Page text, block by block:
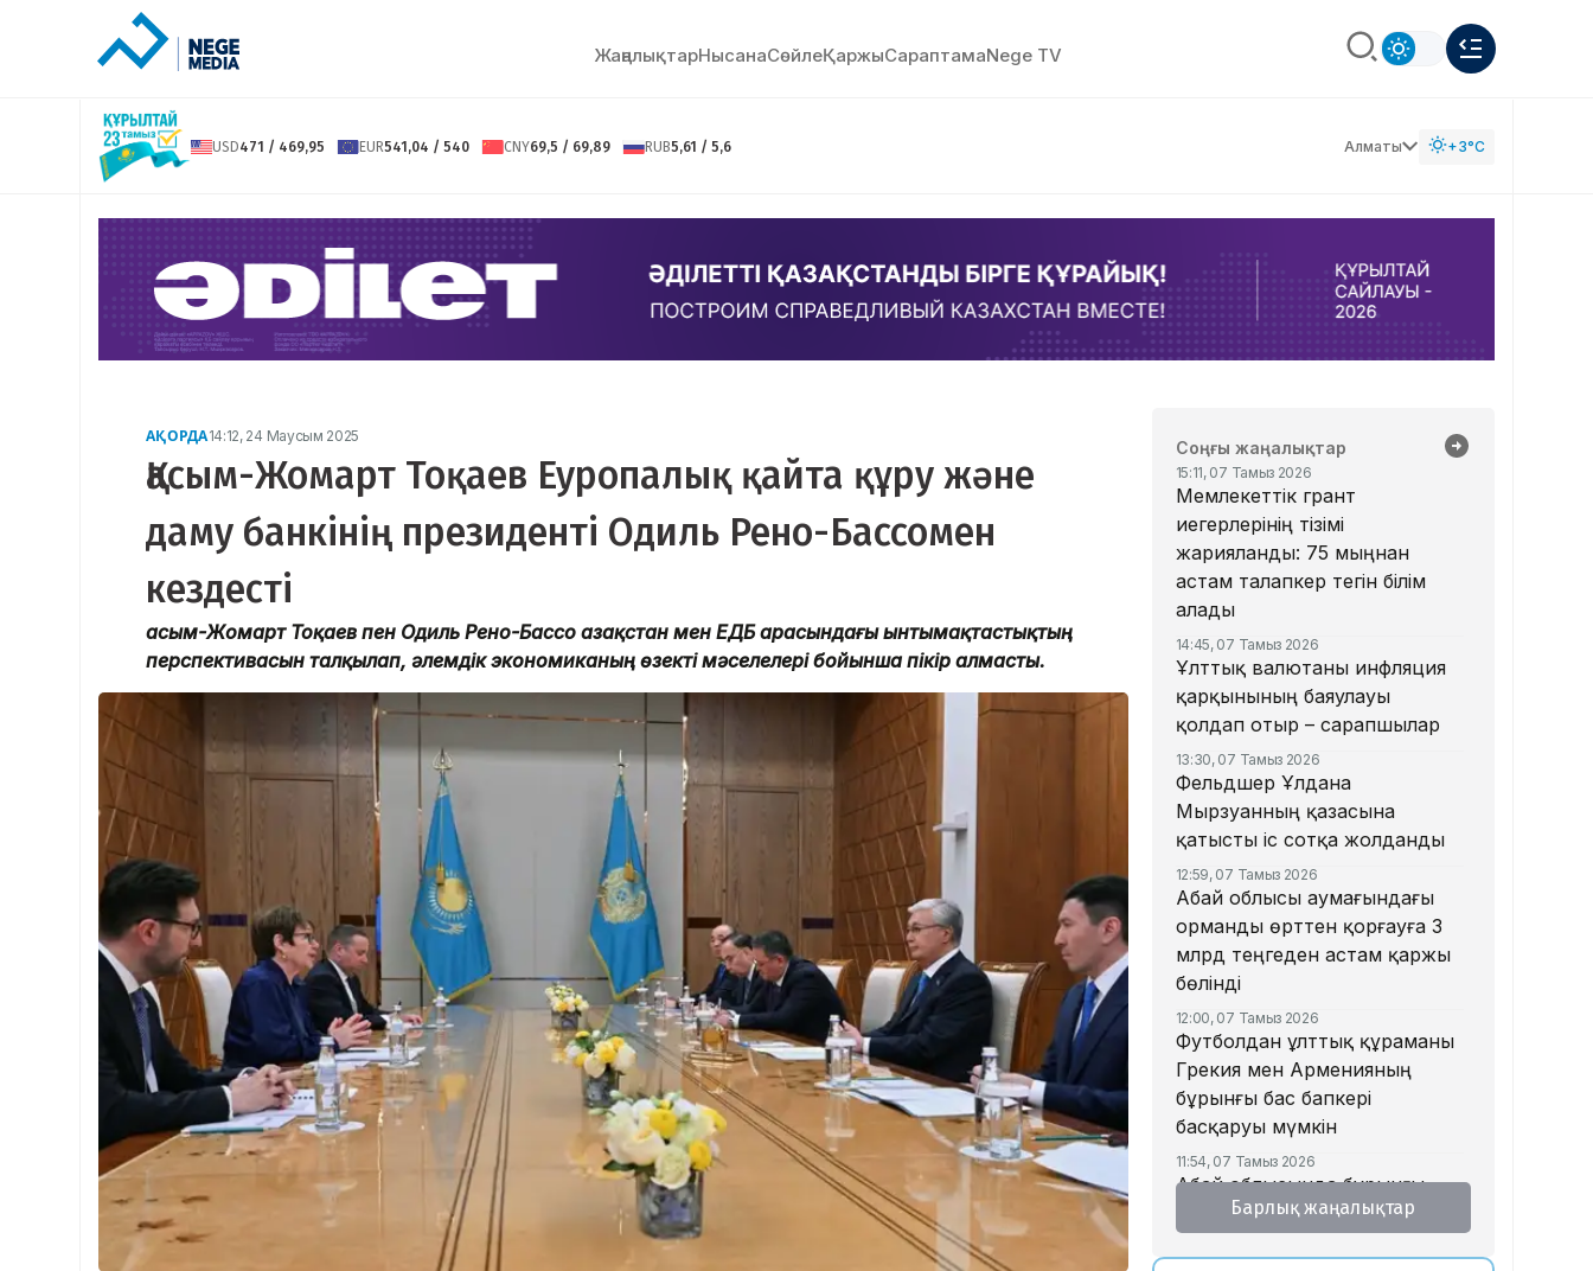
ЖаңалықтарНысанаСөйлeҚаржыСараптамаNege TV
USD471 / 469,95 EUR541,04 / 540 CNY69,5 / 69,89 RUB5,61 / 5,6 Алматы +3°C
АҚОРДА14:12, 24 Маусым 2025
Қасым-Жомарт Тоқаев Еуропалық қайта құру және
даму банкінің президенті Одиль Рено-Бассомен
кездесті
Қасым-Жомарт Тоқаев пен Одиль Рено-Бассо Қазақстан мен ЕҚДБ арасындағы ынтымақтастықтың
перспективасын талқылап, әлемдік экономиканың өзекті мәселелері бойынша пікір алмасты.
Соңғы жаңалықтар
15:11, 07 Тамыз 2026
Мемлекеттік грант
иегерлерінің тізімі
жарияланды: 75 мыңнан
астам талапкер тегін білім
алады
14:45, 07 Тамыз 2026
Ұлттық валютаны инфляция
қарқынының баяулауы
қолдап отыр – сарапшылар
13:30, 07 Тамыз 2026
Фельдшер Ұлдана
Мырзуанның қазасына
қатысты іс сотқа жолданды
12:59, 07 Тамыз 2026
Абай облысы аумағындағы
орманды өрттен қорғауға 3
млрд теңгеден астам қаржы
бөлінді
12:00, 07 Тамыз 2026
Футболдан ұлттық құраманы
Грекия мен Арменияның
бұрынғы бас бапкері
басқаруы мүмкін
11:54, 07 Тамыз 2026
Абай облысында бұрынғы
жұбайын таяқпен ұрып
Барлық жаңалықтар